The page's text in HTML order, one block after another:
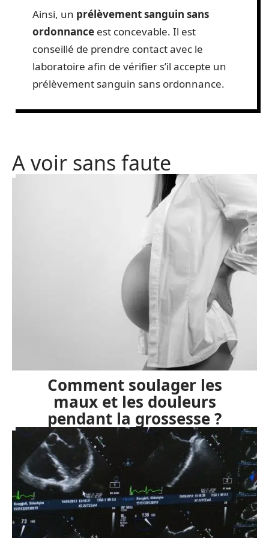
Ainsi, un prélèvement sanguin sans
ordonnance est concevable. Il est
conseillé de prendre contact avec le
laboratoire afin de vérifier s’il accepte un
prélèvement sanguin sans ordonnance.
A voir sans faute
Comment soulager les
maux et les douleurs
pendant la grossesse ?